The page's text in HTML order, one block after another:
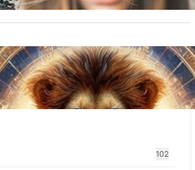
8/8: Oportunități de
pentru Cinci Zodii în 2026
102